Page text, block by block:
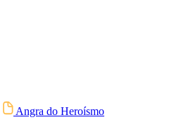
Angra do Heroísmo